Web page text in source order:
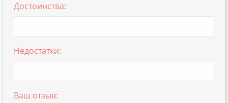
Достоинства:
Недостатки:
Ваш отзыв: